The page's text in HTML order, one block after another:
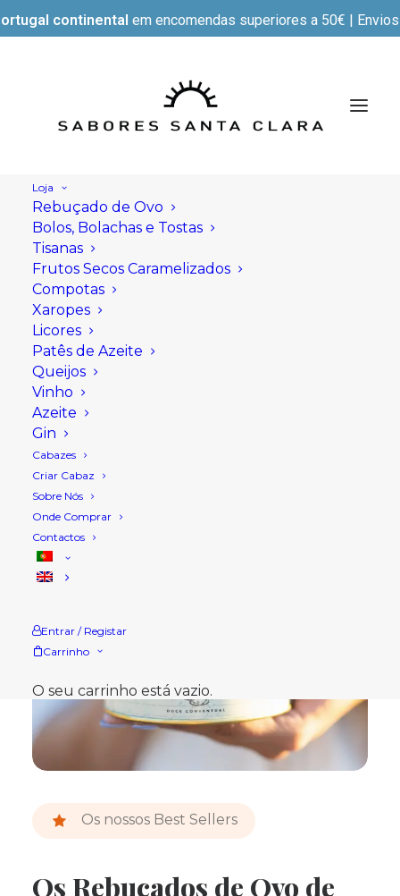
continental em encomendas superiores a 50€ |
Loja
Rebuçado de Ovo
Bolos, Bolachas e Tostas
Tisanas
Frutos Secos Caramelizados
Compotas
Xaropes
Licores
Patês de Azeite
Queijos
Vinho
Azeite
Gin
Cabazes
Criar Cabaz
Sobre Nós
Onde Comprar
Contactos
Entrar / Registar
Carrinho
O seu carrinho está vazio.
Os nossos Best Sellers
Os Rebuçados de Ovo de